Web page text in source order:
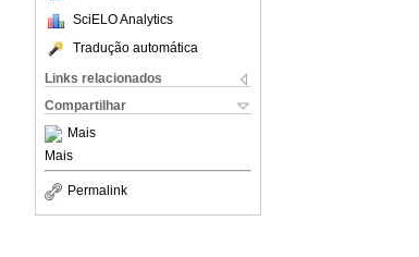
SciELO Analytics
Tradução automática
Links relacionados
Compartilhar
Mais
Mais
Permalink